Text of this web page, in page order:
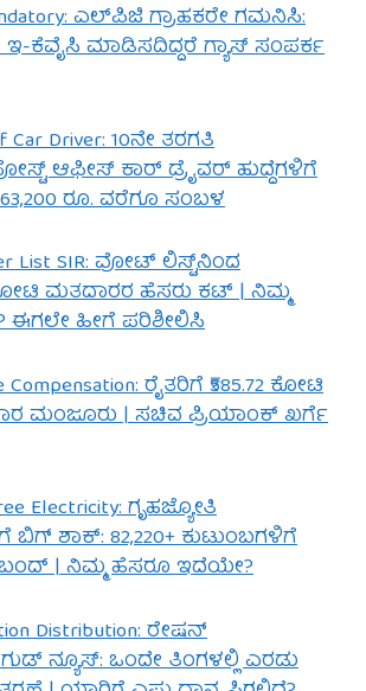
ಎಲ್‌ಪಿಜಿ ಗ್ರಾಹಕರೇ ಗಮನಿಸಿ:
ಇ-ಕೆವೈಸಿ ಮಾಡಿಸದಿದ್ದರೆ ಗ್ಯಾಸ್ ಸಂಪರ್ಕ
Car Driver: 10ನೇ ತರಗತಿ
ಆಫೀಸ್ ಕಾರ್ ಡ್ರೈವರ್ ಹುದ್ದೆಗಳಿಗೆ
ರೂ. ವರೆಗೂ ಸಂಬಳ
List SIR: ವೋಟ್ ಲಿಸ್ಟ್‌ನಿಂದ
ಮತದಾರರ ಹೆಸರು ಕಟ್ | ನಿಮ್ಮ
ಈಗಲೇ ಹೀಗೆ ಪರಿಶೀಲಿಸಿ
Compensation: ರೈತರಿಗೆ ₹585.72 ಕೋಟಿ
ಮಂಜೂರು | ಸಚಿವ ಪ್ರಿಯಾಂಕ್ ಖರ್ಗೆ
Electricity: ಗೃಹಜ್ಯೋತಿ
ಶಾಕ್: 82,220+ ಕುಟುಂಬಗಳಿಗೆ
| ನಿಮ್ಮ ಹೆಸರೂ ಇದೆಯೇ?
Distribution: ರೇಷನ್
ನ್ಯೂಸ್: ಒಂದೇ ತಿಂಗಳಲ್ಲಿ ಎರಡು